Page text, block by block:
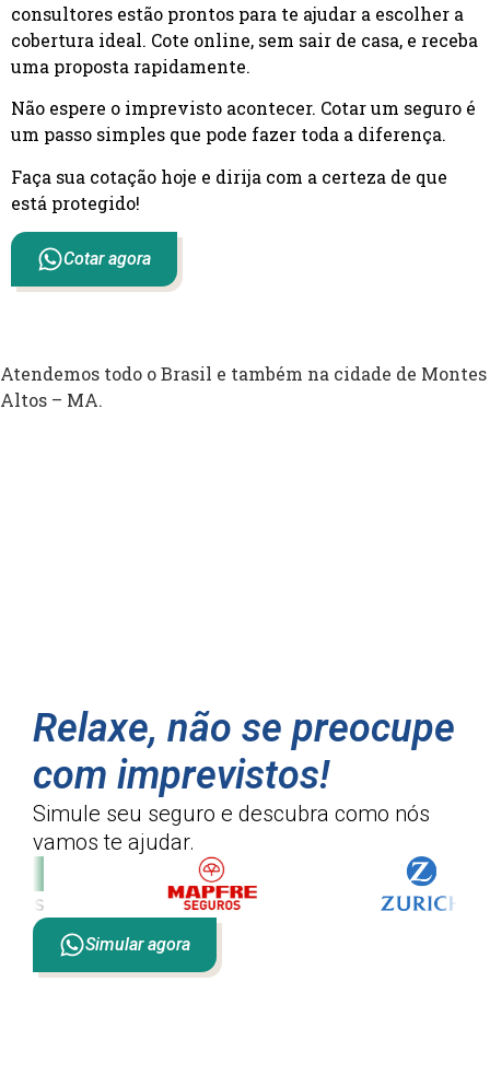
consultores estão prontos para te ajudar a escolher a
cobertura ideal. Cote online, sem sair de casa, e receba
uma proposta rapidamente.
Não espere o imprevisto acontecer. Cotar um seguro é
um passo simples que pode fazer toda a diferença.
Faça sua cotação hoje e dirija com a certeza de que
está protegido!
Cotar agora
Atendemos todo o Brasil e também na cidade de Montes
Altos – MA.
Relaxe, não se preocupe
com imprevistos!
Simule seu seguro e descubra como nós
vamos te ajudar.
Simular agora